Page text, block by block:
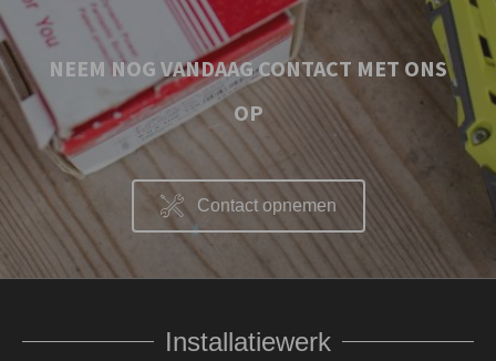
NEEM NOG VANDAAG CONTACT MET ONS
OP
Contact opnemen
Installatiewerk